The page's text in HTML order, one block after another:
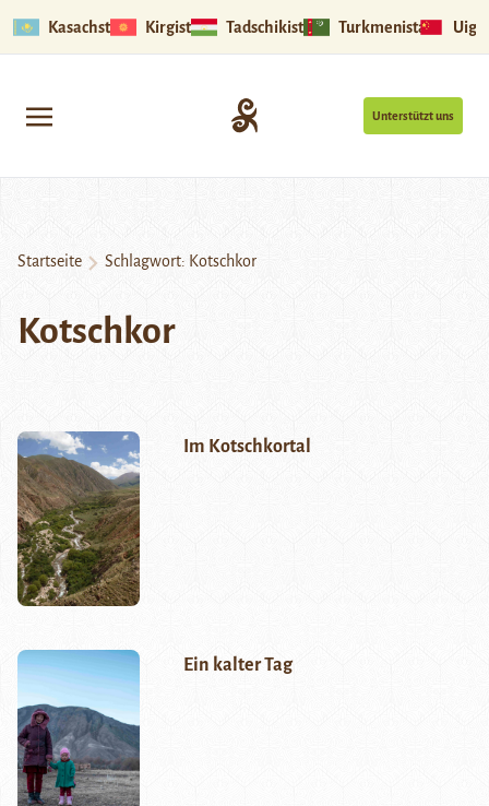
Kasachstan Kirgistan Tadschikistan Turkmenistan
Unterstützt uns
Startseite Schlagwort: Kotschkor
Kotschkor
Im Kotschkortal
Ein kalter Tag